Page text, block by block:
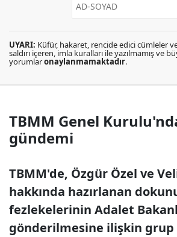
UYARI: Küfür, hakaret, rencide edici cümleler
saldırı içeren, imla kuralları ile yazılmamış ve
yorumlaronaylanmamaktadır.
TBMM Genel
gündemi
TBMM'de, Özgür Özel ve
hakkında hazırlanan
fezlekelerinin Adalet
gönderilmesine ilişkin grup